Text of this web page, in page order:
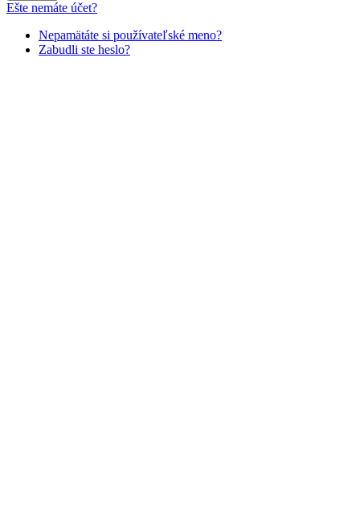
Ešte nemáte účet?
Nepamätáte si používateľské meno?
Zabudli ste heslo?